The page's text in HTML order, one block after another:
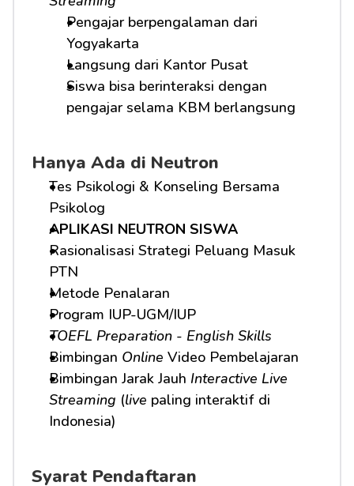
Pengajar berpengalaman dari
Yogyakarta
Langsung dari Kantor Pusat
Siswa bisa berinteraksi dengan
pengajar selama KBM berlangsung
Hanya Ada di Neutron
Tes Psikologi & Konseling Bersama
Psikolog
APLIKASI NEUTRON SISWA
Rasionalisasi Strategi Peluang Masuk
PTN
Metode Penalaran
Program IUP-UGM/IUP
TOEFL Preparation - English Skills
Bimbingan Online Video Pembelajaran
Bimbingan Jarak Jauh Interactive Live
Streaming (live paling interaktif di
Indonesia)
Syarat Pendaftaran